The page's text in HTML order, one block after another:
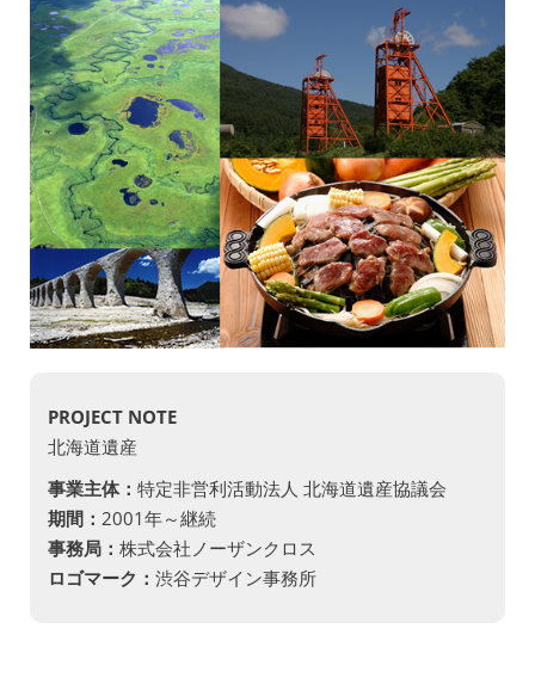
PROJECT NOTE
北海道遺産
事業主体： 特定非営利活動法人 北海道遺産協議会
期間： 2001年～継続
事務局： 株式会社ノーザンクロス
ロゴマーク： 渋谷デザイン事務所